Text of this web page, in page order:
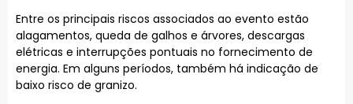
Entre os principais riscos associados ao evento estão
alagamentos, queda de galhos e árvores, descargas
elétricas e interrupções pontuais no fornecimento de
energia. Em alguns períodos, também há indicação de
baixo risco de granizo.